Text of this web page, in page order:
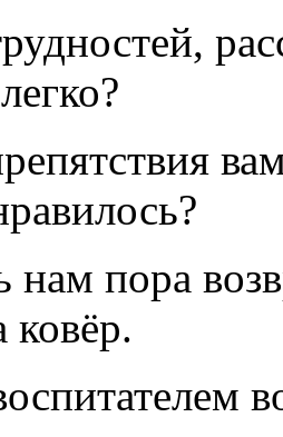
нам пора
ковёр.